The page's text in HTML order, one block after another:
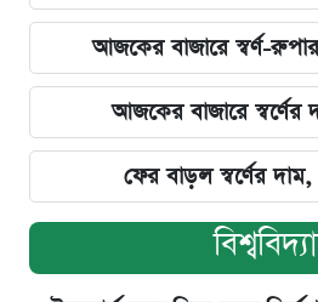
আজকের বাজারে স্বর্ণ-
আজকের বাজারে
ফের বাড়ল স্বর্ণের